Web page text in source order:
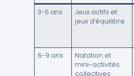
3-5 ans
Jeux actifs et
jeux d’équilibre
6-9 ans
Natation et
mini-activités
collectives